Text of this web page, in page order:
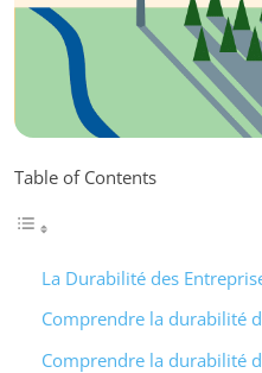
Table of Contents
La Durabilité des
Comprendre la durabilité
Comprendre la durabilité